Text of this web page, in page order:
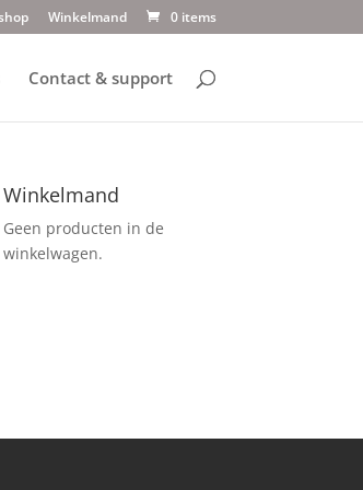
Winkelmand 0 items
Contact & support
Winkelmand
Geen producten in de
winkelwagen.